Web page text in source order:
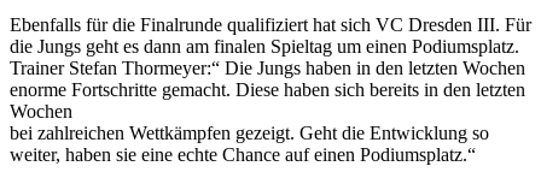
Ebenfalls für die Finalrunde qualifiziert hat sich VC Dresden III. Für
die Jungs geht es dann am finalen Spieltag um einen Podiumsplatz.
Trainer Stefan Thormeyer:“ Die Jungs haben in den letzten Wochen
enorme Fortschritte gemacht. Diese haben sich bereits in den letzten
Wochen
bei zahlreichen Wettkämpfen gezeigt. Geht die Entwicklung so
weiter, haben sie eine echte Chance auf einen Podiumsplatz.“